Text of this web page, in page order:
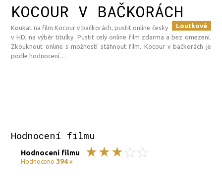
KOCOUR V BAČKORÁCH
Loutkové
Koukat na film Kocour v bačkorách, pustit online česky
v HD, na výběr titulky. Pustit celý online film zdarma a bez omezení.
Zkouknout online s možností stáhnout film. Kocour v bačkorách je
podle hodnocení
Hodnocení filmu
Hodnocení filmu
Hodnoceno 394x